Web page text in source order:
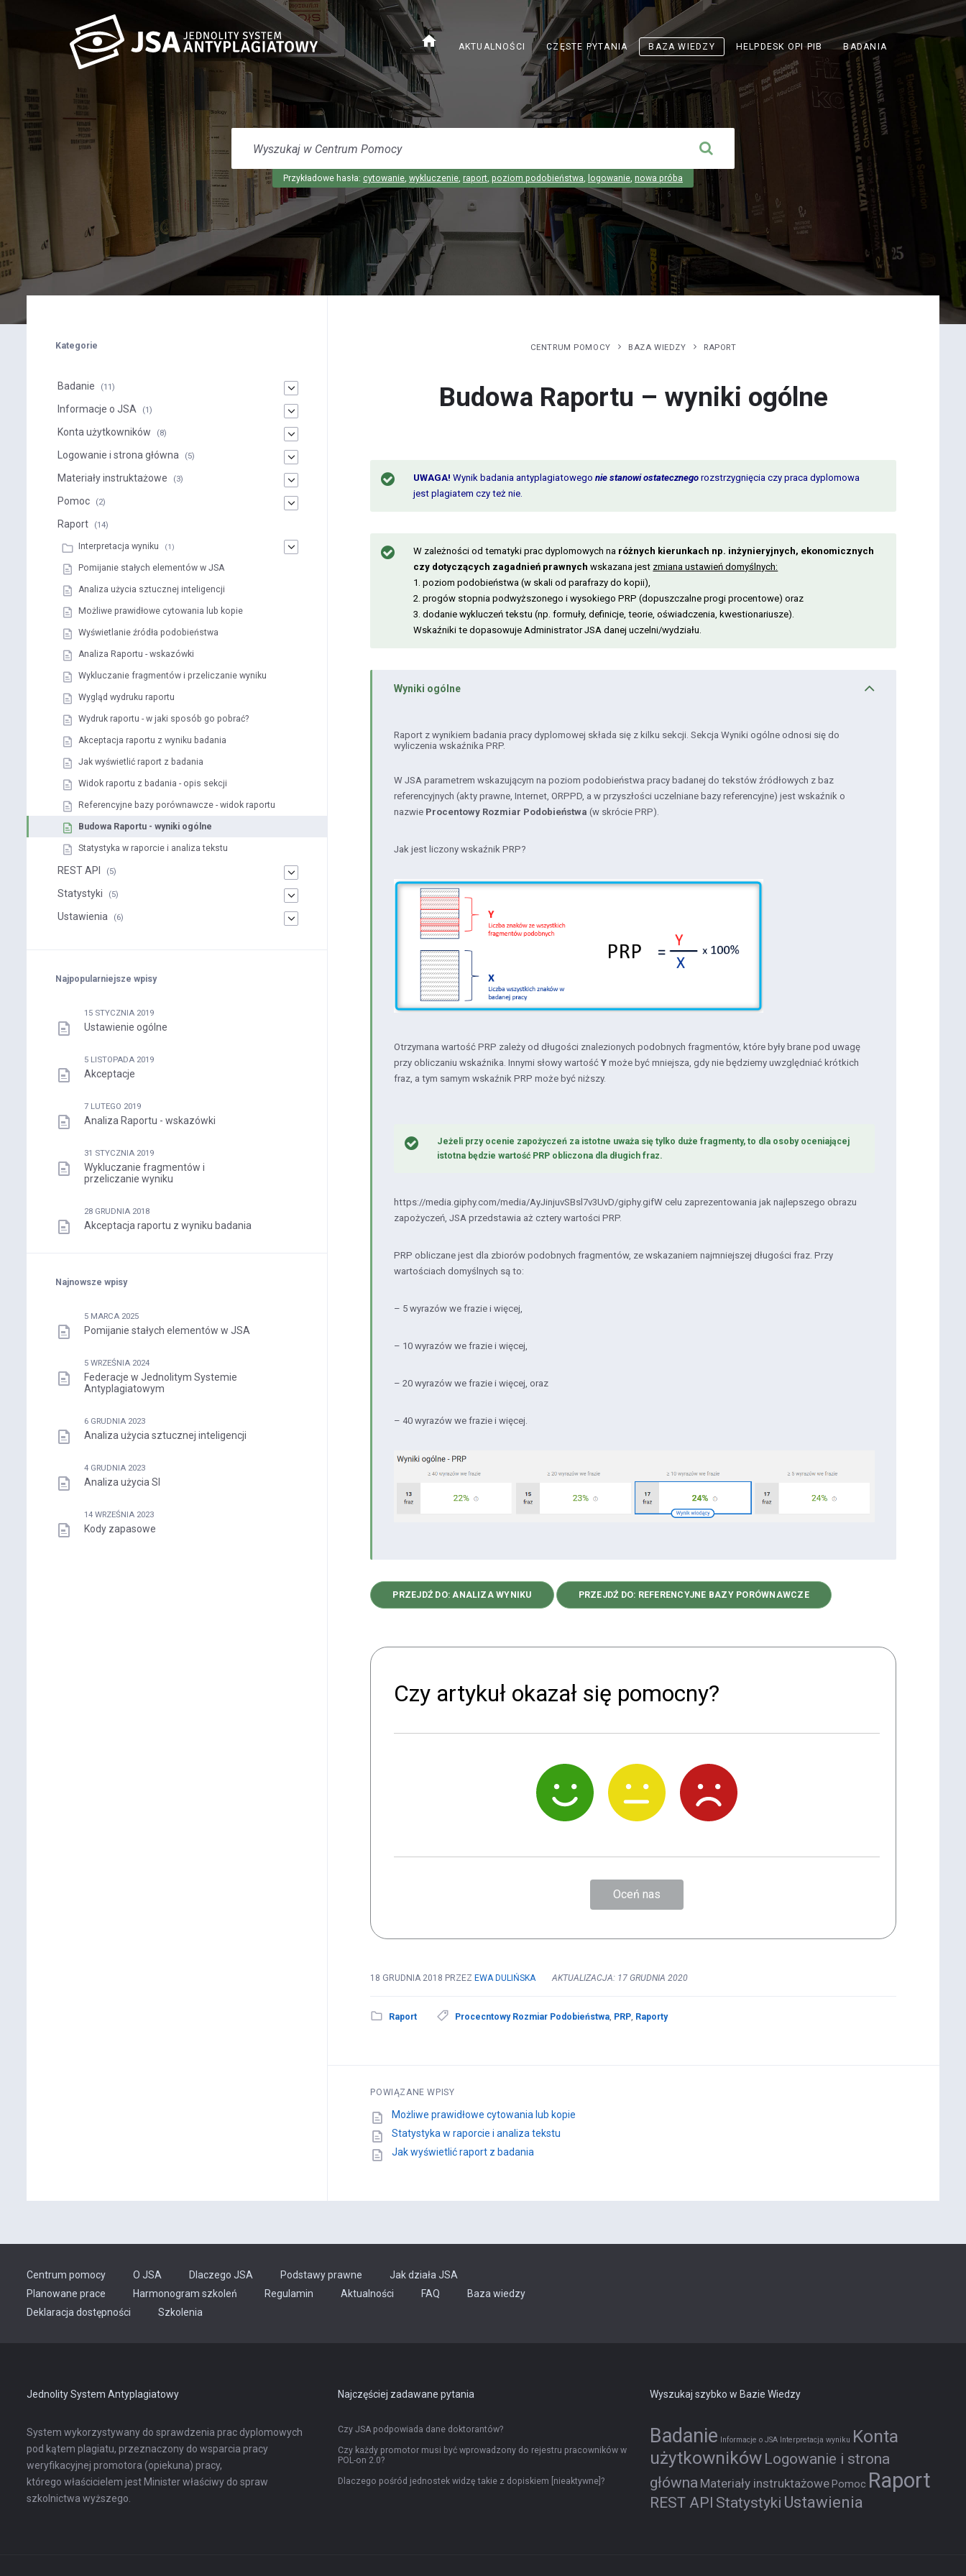
home AKTUALNOŚCI CZĘSTE PYTANIA BAZA WIEDZY HELPDESK OPI PIBODNOŚNIK
OTWIERA
SIĘ
W
NOWEJ
KARCIE
BADANIA
WYSZUKAJ
CENTRUM
Przykładowe hasła: cytowanie, wykluczenie, raport, poziom podobieństwa, logowanie, nowa próba
CENTRUM POMOCY BAZA WIEDZY RAPORT
Budowa Raportu – wyniki ogólne
UWAGA! Wynik badania antyplagiatowegonie stanowi ostatecznego rozstrzygnięcia czy praca dyplomowa
jest plagiatem czy też nie.
W zależności od tematyki prac dyplomowych na różnych kierunkach np. inżynieryjnych, ekonomicznych
czy dotyczących zagadnień prawnych wskazana jest zmiana ustawień domyślnych:
1. poziom podobieństwa (w skali od parafrazy do kopii),
2. progów stopnia podwyższonego i wysokiego PRP (dopuszczalne progi procentowe) oraz
3. dodanie wykluczeń tekstu (np. formuły, definicje, teorie, oświadczenia, kwestionariusze).
Wskaźniki te dopasowuje Administrator JSA danej uczelni/wydziału.
Wyniki ogólne
Raport z wynikiem badania pracy dyplomowej składa się z kilku sekcji. Sekcja Wyniki ogólne odnosi się do
wyliczenia wskaźnika PRP.
W JSA parametrem wskazującym na poziom podobieństwa pracy badanej do tekstów źródłowych z baz
referencyjnych (akty prawne, Internet, ORPPD, a w przyszłości uczelniane bazy referencyjne) jest wskaźnik o
nazwie Procentowy Rozmiar Podobieństwa (w skrócie PRP).
Jak jest liczony wskaźnik PRP?
Otrzymana wartość PRP zależy od długości znalezionych podobnych fragmentów, które były brane pod uwagę
przy obliczaniu wskaźnika. Innymi słowy wartośćY może być mniejsza, gdy nie będziemy uwzględniać krótkich
fraz, a tym samym wskaźnik PRP może być niższy.
Jeżeli przy ocenie zapożyczeń za istotne uważa się tylko duże fragmenty, to dla osoby oceniającej
istotna będzie wartość PRP obliczona dla długich fraz.
https://media.giphy.com/media/AyJinjuvSBsl7v3UvD/giphy.gifW celu zaprezentowania jak najlepszego obrazu
zapożyczeń, JSA przedstawia aż cztery wartości PRP.
PRP obliczane jest dla zbiorów podobnych fragmentów, ze wskazaniem najmniejszej długości fraz. Przy
wartościach domyślnych są to:
– 5 wyrazów we frazie i więcej,
– 10 wyrazów we frazie i więcej,
– 20 wyrazów we frazie i więcej, oraz
– 40 wyrazów we frazie i więcej.
PRZEJDŹ DO: ANALIZA WYNIKU PRZEJDŹ DO: REFERENCYJNE BAZY PORÓWNAWCZE
Czy artykuł okazał się pomocny?
Oceń nas
18 GRUDNIA 2018 PRZEZEWA DULIŃSKA AKTUALIZACJA: 17 GRUDNIA 2020
Raport Procecntowy Rozmiar Podobieństwa PRP Raporty
POWIĄZANE WPISY
Możliwe prawidłowe cytowania lub kopie
Statystyka w raporcie i analiza tekstu
Jak wyświetlić raport z badania
Kategorie
Badanie (11)
Informacje o JSA (1)
Konta użytkowników (8)
Logowanie i strona główna (5)
Materiały instruktażowe (3)
Pomoc (2)
Raport (14)
Interpretacja wyniku (1)
Pomijanie stałych elementów w JSA
Analiza użycia sztucznej inteligencji
Możliwe prawidłowe cytowania lub kopie
Wyświetlanie źródła podobieństwa
Analiza Raportu - wskazówki
Wykluczanie fragmentów i przeliczanie wyniku
Wygląd wydruku raportu
Wydruk raportu - w jaki sposób go pobrać?
Akceptacja raportu z wyniku badania
Jak wyświetlić raport z badania
Widok raportu z badania - opis sekcji
Referencyjne bazy porównawcze - widok raportu
Budowa Raportu - wyniki ogólne
Statystyka w raporcie i analiza tekstu
REST API (5)
Statystyki (5)
Ustawienia (6)
Najpopularniejsze wpisy
15 STYCZNIA 2019
Ustawienie ogólne
5 LISTOPADA 2019
Akceptacje
7 LUTEGO 2019
Analiza Raportu - wskazówki
31 STYCZNIA 2019
Wykluczanie fragmentów i
przeliczanie wyniku
28 GRUDNIA 2018
Akceptacja raportu z wyniku badania
Najnowsze wpisy
5 MARCA 2025
Pomijanie stałych elementów w JSA
5 WRZEŚNIA 2024
Federacje w Jednolitym Systemie
Antyplagiatowym
6 GRUDNIA 2023
Analiza użycia sztucznej inteligencji
4 GRUDNIA 2023
Analiza użycia SI
14 WRZEŚNIA 2023
Kody zapasowe
Centrum pomocy O JSA Dlaczego JSA Podstawy prawne
Jak działa JSA
Planowane prace
Harmonogram szkoleń Regulamin Aktualności FAQ
Baza wiedzy
Deklaracja dostępności
Szkolenia
Jednolity System Antyplagiatowy
System wykorzystywany do sprawdzenia prac dyplomowych
pod kątem plagiatu, przeznaczony do wsparcia pracy
weryfikacyjnej promotora (opiekuna) pracy,
którego właścicielem jest Minister właściwy do spraw
szkolnictwa wyższego.
Najczęściej zadawane pytania
Czy JSA podpowiada dane doktorantów?
Czy każdy promotor musi być wprowadzony do rejestru pracowników w
POL-on 2.0?
Dlaczego pośród jednostek widzę takie z dopiskiem [nieaktywne]?
Wyszukaj szybko w Bazie Wiedzy
Badanie Informacje o JSA Interpretacja wyniku Konta
użytkowników Logowanie i strona
główna Materiały instruktażowe Pomoc Raport
REST API Statystyki Ustawienia